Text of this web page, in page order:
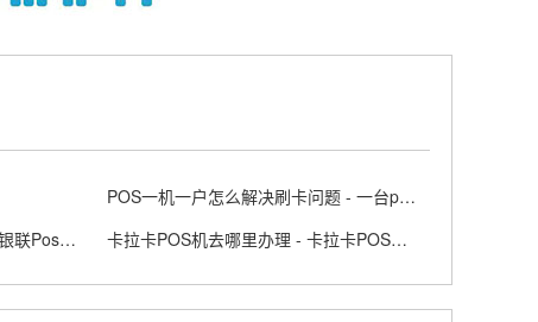
POS一机一户怎么解决刷卡问题 - 一台pos机可以两个人用吗
银联正规POS机去哪里办理的 - 银联Poss机官网 卡拉卡POS机去哪里办理 - 卡拉卡POS是什么意思